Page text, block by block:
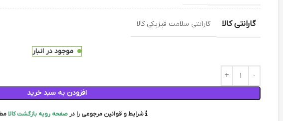
گارانتی کالا گارانتی سلامت فیزیکی کالا
موجود در انبار
افزودن به سبد خرید
شرایط و قوانین مرجوعی را در صفحه رویه بازگشت کالا